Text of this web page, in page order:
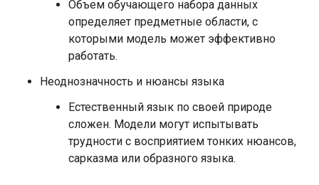
Объем обучающего набора данных
определяет предметные области, с
которыми модель может эффективно
работать.
Неоднозначность и нюансы языка
Естественный язык по своей природе
сложен. Модели могут испытывать
трудности с восприятием тонких нюансов,
сарказма или образного языка.